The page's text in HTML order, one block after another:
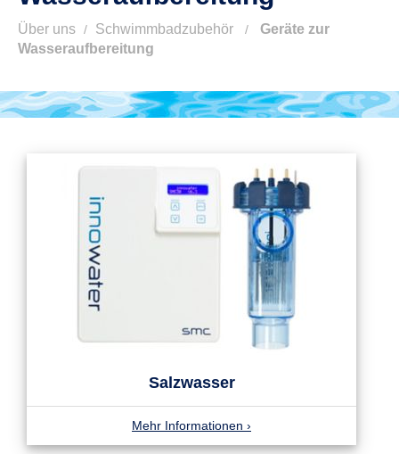
Über uns Schwimmbadzubehör
Geräte zur
Wasseraufbereitung
Salzwasser
Mehr Informationen ›